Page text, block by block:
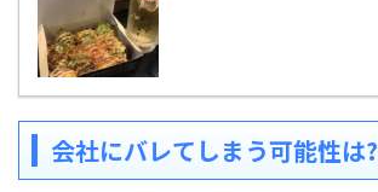
会社にバレてしまう可能性は?